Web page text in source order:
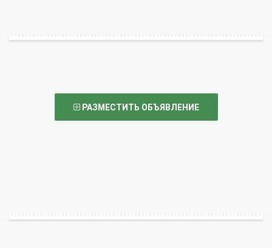
РАЗМЕСТИТЬ ОБЪЯВЛЕНИЕ